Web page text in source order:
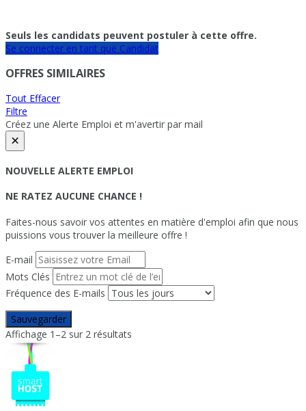
Seuls les candidats peuvent postuler à cette offre.
Se connecter en tant que Candidat
OFFRES SIMILAIRES
Tout Effacer
Filtre
Créez une Alerte Emploi et m'avertir par mail
×
NOUVELLE ALERTE EMPLOI
NE RATEZ AUCUNE CHANCE !
Faites-nous savoir vos attentes en matière d'emploi afin que nous
puissions vous trouver la meilleure offre !
E-mail
Mots Clés
Fréquence des E-mails
Sauvegarder
Affichage 1–2 sur 2 résultats